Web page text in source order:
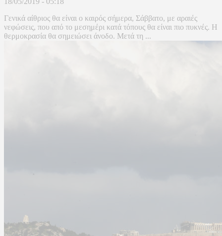
Γενικά αίθριος θα είναι ο καιρός σήμερα, Σάββατο, με αραιές
νεφώσεις, που από το μεσημέρι κατά τόπους θα είναι πιο πυκνές. Η
θερμοκρασία θα σημειώσει άνοδο. Μετά τη ...